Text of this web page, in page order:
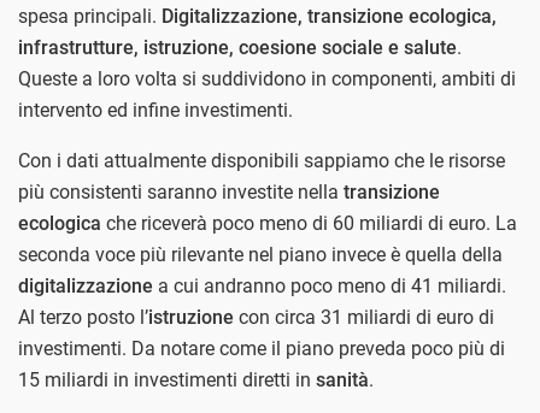
spesa principali. Digitalizzazione, transizione ecologica,
infrastrutture, istruzione, coesione sociale e salute.
Queste a loro volta si suddividono in componenti, ambiti di
intervento ed infine investimenti.
Con i dati attualmente disponibili sappiamo che le risorse
più consistenti saranno investite nella transizione
ecologica che riceverà poco meno di 60 miliardi di euro. La
seconda voce più rilevante nel piano invece è quella della
digitalizzazione a cui andranno poco meno di 41 miliardi.
Al terzo posto l’istruzione con circa 31 miliardi di euro di
investimenti. Da notare come il piano preveda poco più di
15 miliardi in investimenti diretti in sanità.